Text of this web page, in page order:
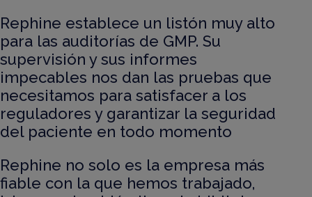
Rephine establece un listón muy alto
para las auditorías de GMP. Su
supervisión y sus informes
impecables nos dan las pruebas que
necesitamos para satisfacer a los
reguladores y garantizar la seguridad
del paciente en todo momento
Rephine no solo es la empresa más
fiable con la que hemos trabajado,